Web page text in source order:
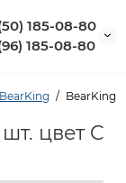
185-08-80
185-08-80
BearKing
цвет C